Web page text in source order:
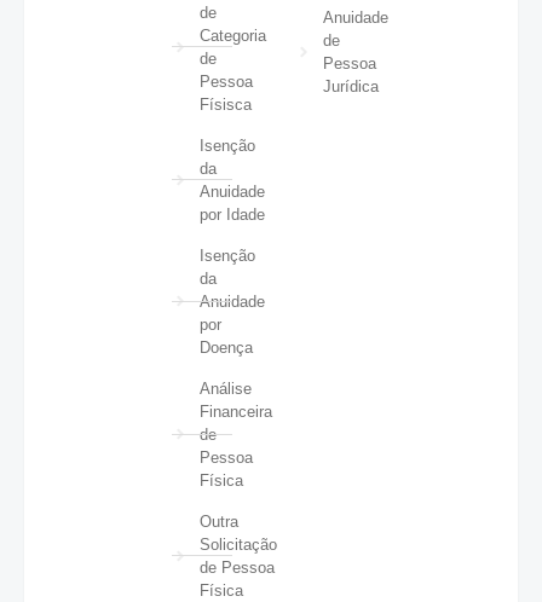
de
Categoria
de
Pessoa
Físisca
Isenção
da
Anuidade
por Idade
Isenção
da
Anuidade
por
Doença
Análise
Financeira
de
Pessoa
Física
Outra
Solicitação
de Pessoa
Física
Anuidade
de
Pessoa
Jurídica